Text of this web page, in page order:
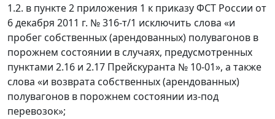
1.2. в пункте 2 приложения 1 к приказу ФСТ России от
6 декабря 2011 г. № 316-т/1 исключить слова «и
пробег собственных (арендованных) полувагонов в
порожнем состоянии в случаях, предусмотренных
пунктами 2.16 и 2.17 Прейскуранта № 10-01», а также
слова «и возврата собственных (арендованных)
полувагонов в порожнем состоянии из-под
перевозок»;